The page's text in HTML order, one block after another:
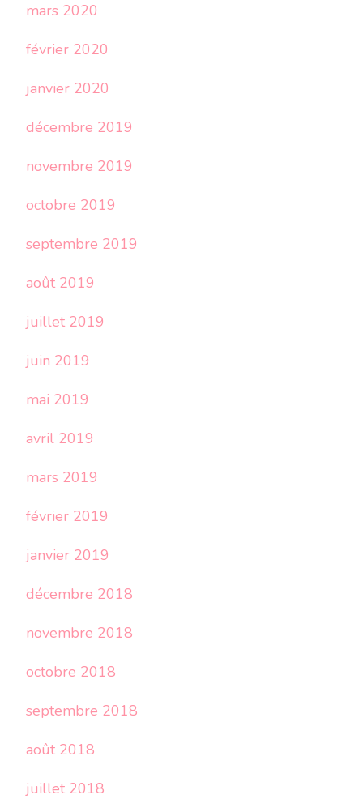
mars 2020
février 2020
janvier 2020
décembre 2019
novembre 2019
octobre 2019
septembre 2019
août 2019
juillet 2019
juin 2019
mai 2019
avril 2019
mars 2019
février 2019
janvier 2019
décembre 2018
novembre 2018
octobre 2018
septembre 2018
août 2018
juillet 2018